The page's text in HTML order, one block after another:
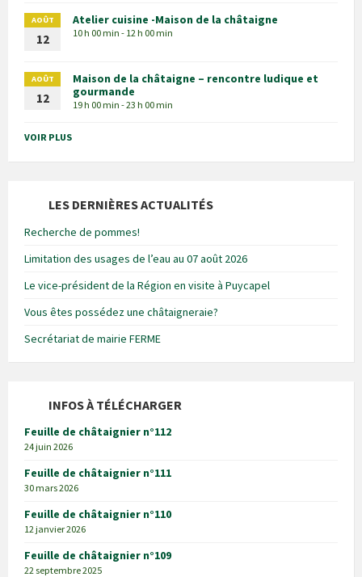
AOÛT
12
Atelier cuisine -Maison de la châtaigne
10 h 00 min - 12 h 00 min
AOÛT
12
Maison de la châtaigne – rencontre ludique et
gourmande
19 h 00 min - 23 h 00 min
VOIR PLUS
LES DERNIÈRES ACTUALITÉS
Recherche de pommes!
Limitation des usages de l’eau au 07 août 2026
Le vice-président de la Région en visite à Puycapel
Vous êtes possédez une châtaigneraie?
Secrétariat de mairie FERME
INFOS À TÉLÉCHARGER
Feuille de châtaignier n°112
24 juin 2026
Feuille de châtaignier n°111
30 mars 2026
Feuille de châtaignier n°110
12 janvier 2026
Feuille de châtaignier n°109
22 septembre 2025